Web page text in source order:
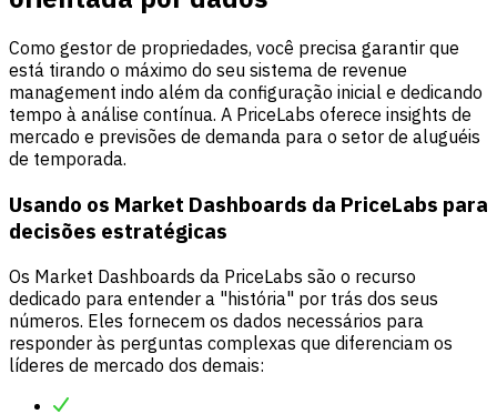
Como gestor de propriedades, você precisa garantir que
está tirando o máximo do seu sistema de revenue
management indo além da configuração inicial e dedicando
tempo à análise contínua. A PriceLabs oferece insights de
mercado e previsões de demanda para o setor de aluguéis
de temporada.
Usando os Market Dashboards da PriceLabs para
decisões estratégicas
Os Market Dashboards da PriceLabs são o recurso
dedicado para entender a "história" por trás dos seus
números. Eles fornecem os dados necessários para
responder às perguntas complexas que diferenciam os
líderes de mercado dos demais: